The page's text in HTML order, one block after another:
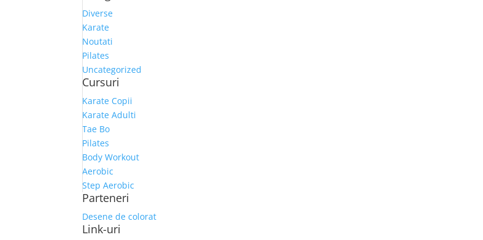
Diverse
Karate
Noutati
Pilates
Uncategorized
Cursuri
Karate Copii
Karate Adulti
Tae Bo
Pilates
Body Workout
Aerobic
Step Aerobic
Parteneri
Desene de colorat
Link-uri